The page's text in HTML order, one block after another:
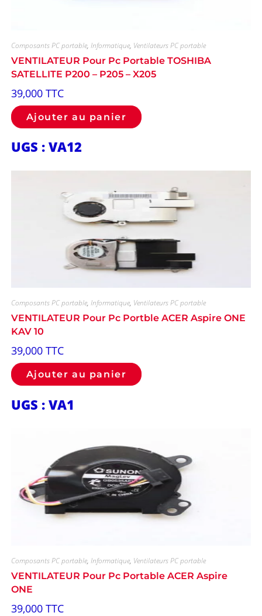
Composants PC portable, Informatique, Ventilateurs PC portable
VENTILATEUR Pour Pc Portable TOSHIBA
SATELLITE P200 – P205 – X205
39,000 TTC
Ajouter au panier
UGS : VA12
Composants PC portable, Informatique, Ventilateurs PC portable
VENTILATEUR Pour Pc Portble ACER Aspire ONE
KAV 10
39,000 TTC
Ajouter au panier
UGS : VA1
Composants PC portable, Informatique, Ventilateurs PC portable
VENTILATEUR Pour Pc Portable ACER Aspire
ONE
39,000 TTC